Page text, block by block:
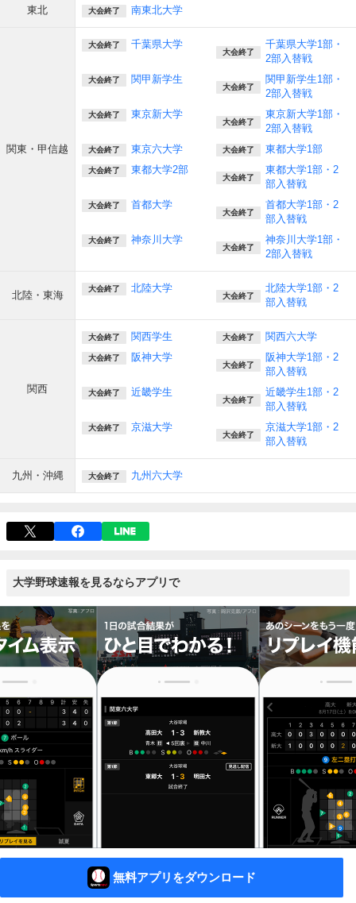
東北 大会終了 南東北大学
関東・甲信越
大会終了 千葉県大学
大会終了
千葉県大学1部・
2部入替戦
大会終了 関甲新学生
大会終了
関甲新学生1部・
2部入替戦
大会終了 東京新大学
大会終了
東京新大学1部・
2部入替戦
大会終了 東京六大学 大会終了 東都大学1部
大会終了 東都大学2部
大会終了
東都大学1部・2
部入替戦
大会終了 首都大学
大会終了
首都大学1部・2
部入替戦
大会終了 神奈川大学
大会終了
神奈川大学1部・
2部入替戦
北陸・東海
大会終了 北陸大学
大会終了
北陸大学1部・2
部入替戦
関西
大会終了 関西学生 大会終了 関西六大学
大会終了 阪神大学
大会終了
阪神大学1部・2
部入替戦
大会終了 近畿学生
大会終了
近畿学生1部・2
部入替戦
大会終了 京滋大学
大会終了
京滋大学1部・2
部入替戦
九州・沖縄 大会終了 九州六大学
大学野球速報を見るならアプリで
無料アプリをダウンロード